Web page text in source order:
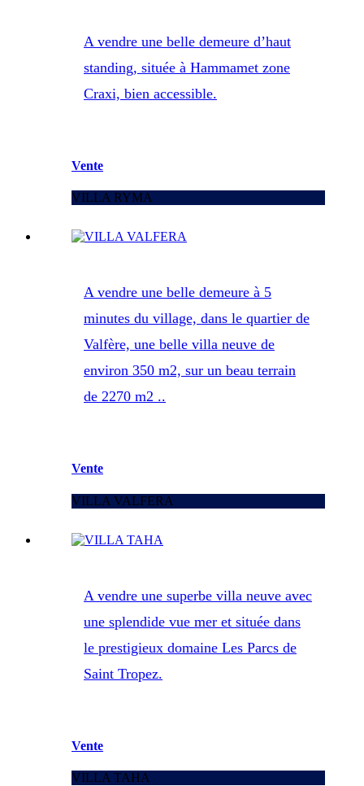
A vendre une belle demeure d’haut
standing, située à Hammamet zone
Craxi, bien accessible.
Vente
VILLA RYMA
A vendre une belle demeure à 5
minutes du village, dans le quartier de
Valfère, une belle villa neuve de
environ 350 m2, sur un beau terrain
de 2270 m2 ..
Vente
VILLA VALFERA
A vendre une superbe villa neuve avec
une splendide vue mer et située dans
le prestigieux domaine Les Parcs de
Saint Tropez.
Vente
VILLA TAHA